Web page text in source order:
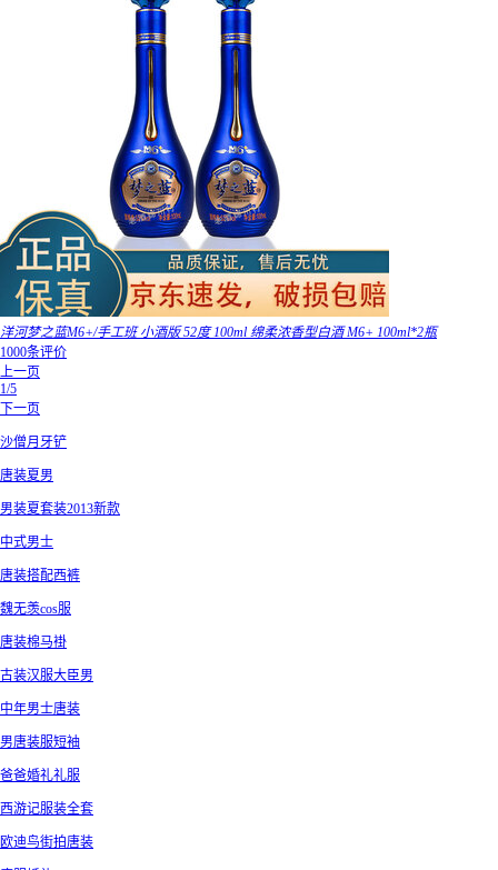
洋河梦之蓝M6+/手工班 小酒版 52度 100ml 绵柔浓香型白酒 M6+ 100ml*2瓶
1000条评价
上一页
1/5
下一页
沙僧月牙铲
唐装夏男
男装夏套装2013新款
中式男士
唐装搭配西裤
魏无羡cos服
唐装棉马褂
古装汉服大臣男
中年男士唐装
男唐装服短袖
爸爸婚礼礼服
西游记服装全套
欧迪鸟街拍唐装